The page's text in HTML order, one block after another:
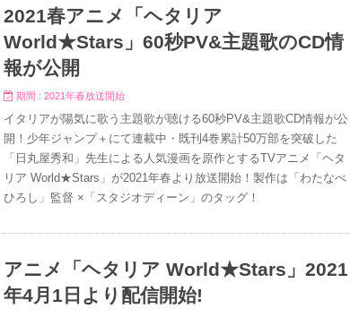
2021春アニメ「ヘタリア
World★Stars」60秒PV&主題歌のCD情
報が公開
期間 : 2021年春放送開始
イタリアが陽気に歌う主題歌が聴ける60秒PV&主題歌CD情報が公
開！少年ジャンプ＋にて連載中・既刊4巻累計50万部を突破した
「日丸屋秀和」先生による人気漫画を原作とするTVアニメ「ヘタ
リア World★Stars」が2021年春より放送開始！製作は「わたなべ
ひろし」監督 ×「スタジオディーン」のタッグ！
アニメ「ヘタリア World★Stars」2021
年4月1日より配信開始!